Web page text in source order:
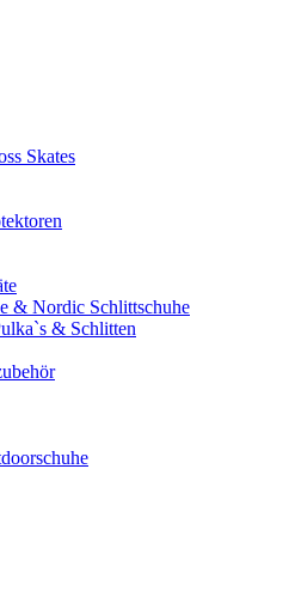
Skates
& Nordic Schlittschuhe
& Schlitten